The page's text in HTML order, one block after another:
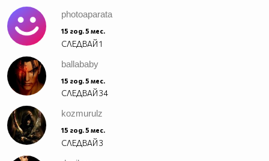
photoaparata
15 год. 5 мес.
СЛЕДВАЙ1
ballababy
15 год. 5 мес.
СЛЕДВАЙ34
kozmurulz
15 год. 5 мес.
СЛЕДВАЙ3